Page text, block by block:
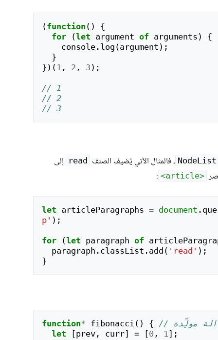
(function ()
{
for
(let argument of arguments )
{
console. log (argument );
}
})( 1 , 2 , 3 );
// 1
// 2
// 3
NodeList ، فالمثال الآتي يُضيف الصنف read إلى
<article>
:
let articleParagraphs = document .
p' );
for (let paragraph of
paragraph . classList . add ( 'read' );
}
function* fibonacci () {
دالة مولِّدة
let
[prev, curr] = [0 , 1];